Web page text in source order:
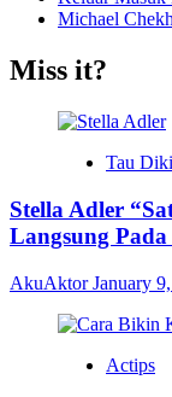
Michael
Miss it?
Tau
Stella Adler
Langsung
AkuAktorJanuary
Actips